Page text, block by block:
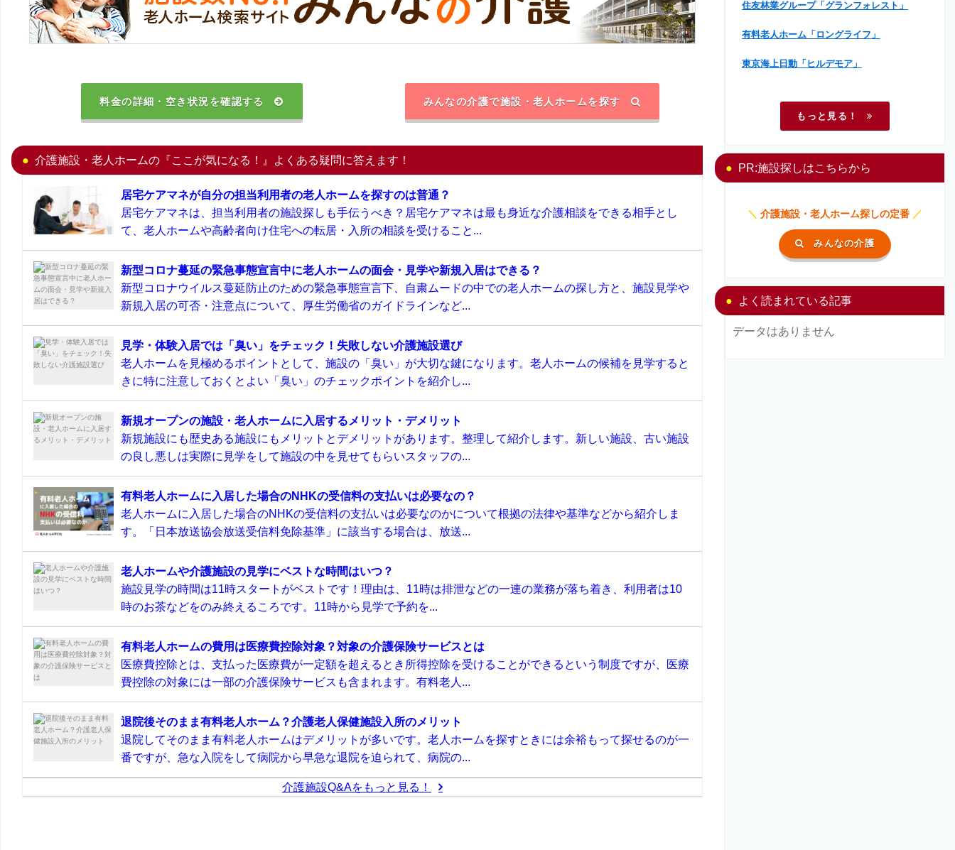
料金の詳細・空き状況を確認する みんなの介護で施設・老人ホームを探す
介護施設・老人ホームの『ここが気になる！』よくある疑問に答えます！
居宅ケアマネが自分の担当利用者の老人ホームを探すのは普通？
居宅ケアマネは、担当利用者の施設探しも手伝うべき？居宅ケアマネは最も身近な介護相談をできる相手とし
て、老人ホームや高齢者向け住宅への転居・入所の相談を受けること...
新型コロナ蔓延の緊急事態宣言中に老人ホームの面会・見学や新規入居はできる？
新型コロナウイルス蔓延防止のための緊急事態宣言下、自粛ムードの中での老人ホームの探し方と、施設見学や
新規入居の可否・注意点について、厚生労働省のガイドラインなど...
見学・体験入居では「臭い」をチェック！失敗しない介護施設選び
老人ホームを見極めるポイントとして、施設の「臭い」が大切な鍵になります。老人ホームの候補を見学すると
きに特に注意しておくとよい「臭い」のチェックポイントを紹介し...
新規オープンの施設・老人ホームに入居するメリット・デメリット
新規施設にも歴史ある施設にもメリットとデメリットがあります。整理して紹介します。新しい施設、古い施設
の良し悪しは実際に見学をして施設の中を見せてもらいスタッフの...
有料老人ホームに入居した場合のNHKの受信料の支払いは必要なの？
老人ホームに入居した場合のNHKの受信料の支払いは必要なのかについて根拠の法律や基準などから紹介しま
す。「日本放送協会放送受信料免除基準」に該当する場合は、放送...
老人ホームや介護施設の見学にベストな時間はいつ？
施設見学の時間は11時スタートがベストです！理由は、11時は排泄などの一連の業務が落ち着き、利用者は10
時のお茶などをのみ終えるころです。11時から見学で予約を...
有料老人ホームの費用は医療費控除対象？対象の介護保険サービスとは
医療費控除とは、支払った医療費が一定額を超えるとき所得控除を受けることができるという制度ですが、医療
費控除の対象には一部の介護保険サービスも含まれます。有料老人...
退院後そのまま有料老人ホーム？介護老人保健施設入所のメリット
退院してそのまま有料老人ホームはデメリットが多いです。老人ホームを探すときには余裕もって探せるのが一
番ですが、急な入院をして病院から早急な退院を迫られて、病院の...
介護施設Q&Aをもっと見る！
住友林業グループ「グランフォレスト」
有料老人ホーム「ロングライフ」
東京海上日動「ヒルデモア」
もっと見る！
PR:施設探しはこちらから
＼ 介護施設・老人ホーム探しの定番 ／
みんなの介護
よく読まれている記事
データはありません